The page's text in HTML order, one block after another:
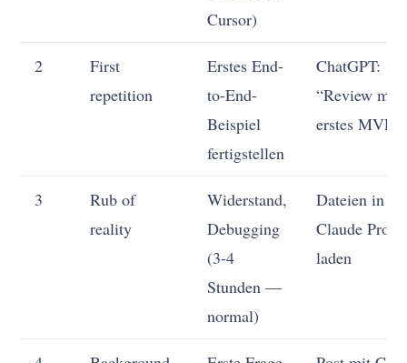
Cursor)
2
First
repetition
Erstes End-
to-End-
Beispiel
fertigstellen
ChatGPT:
“Review
erstes MVP”
3
Rub of
reality
Widerstand,
Debugging
(3-4
Stunden —
normal)
Dateien in
Claude
laden